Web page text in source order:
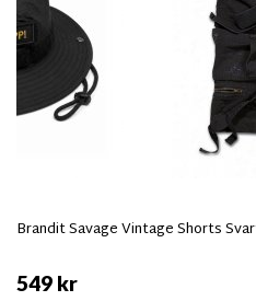
Brandit Savage Vintage Shorts
549 kr